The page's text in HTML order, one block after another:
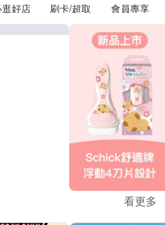
逛好店 刷卡/超取 會員專享
看更多